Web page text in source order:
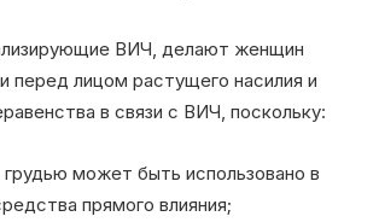
ВИЧ, делают женщин
перед лицом растущего насилия и
в связи с ВИЧ, поскольку:
может быть использовано в
прямого влияния;